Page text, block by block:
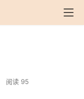
阅读 95